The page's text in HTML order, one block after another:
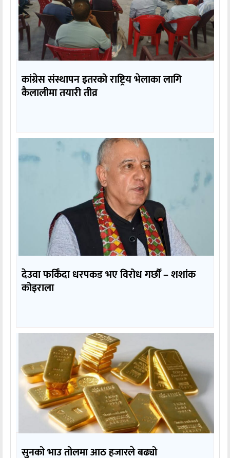
कांग्रेस संस्थापन इतरको राष्ट्रिय भेलाका लागि
कैलालीमा तयारी तीव्र
देउवा फर्किँदा धरपकड भए विरोध गर्छौँं – शशांक
कोइराला
सुनको भाउ तोलमा आठ हजारले बढ्यो